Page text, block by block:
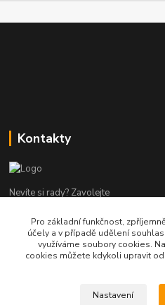
Kontakty
Nevíte si rady? Zavolejte
tel:+420
8-19 Po Pá
Pro základní funkčnost,
účely a v případě udělení
využíváme soubory cookies.
cookies můžete kdykoli upravit
Nastavení